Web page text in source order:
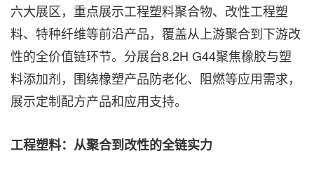
六大展区，重点展示工程塑料聚合物、改性工程塑
料、特种纤维等前沿产品，覆盖从上游聚合到下游改
性的全价值链环节。分展台8.2H G44聚焦橡胶与塑
料添加剂，围绕橡塑产品防老化、阻燃等应用需求，
展示定制配方产品和应用支持。
工程塑料：从聚合到改性的全链实力